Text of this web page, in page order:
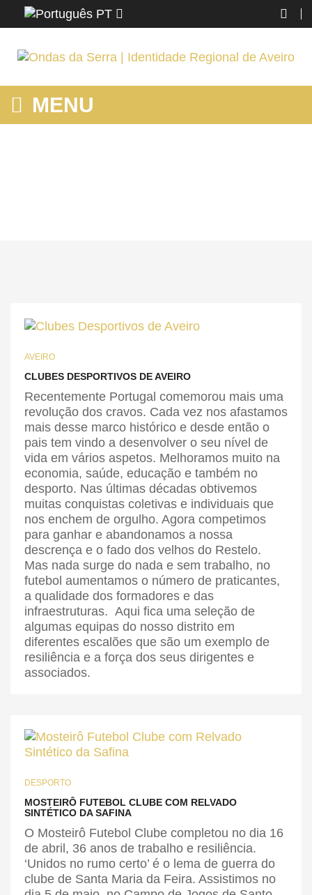
PT
MENU
AVEIRO
CLUBES DESPORTIVOS DE AVEIRO
Recentemente Portugal comemorou mais uma
revolução dos cravos. Cada vez nos afastamos
mais desse marco histórico e desde então o
pais tem vindo a desenvolver o seu nível de
vida em vários aspetos. Melhoramos muito na
economia, saúde, educação e também no
desporto. Nas últimas décadas obtivemos
muitas conquistas coletivas e individuais que
nos enchem de orgulho. Agora competimos
para ganhar e abandonamos a nossa
descrença e o fado dos velhos do Restelo.
Mas nada surge do nada e sem trabalho, no
futebol aumentamos o número de praticantes,
a qualidade dos formadores e das
infraestruturas. Aqui fica uma seleção de
algumas equipas do nosso distrito em
diferentes escalões que são um exemplo de
resiliência e a força dos seus dirigentes e
associados.
DESPORTO
MOSTEIRÔ FUTEBOL CLUBE COM RELVADO
SINTÉTICO DA SAFINA
O Mosteirô Futebol Clube completou no dia 16
de abril, 36 anos de trabalho e resiliência.
‘Unidos no rumo certo’ é o lema de guerra do
clube de Santa Maria da Feira. Assistimos no